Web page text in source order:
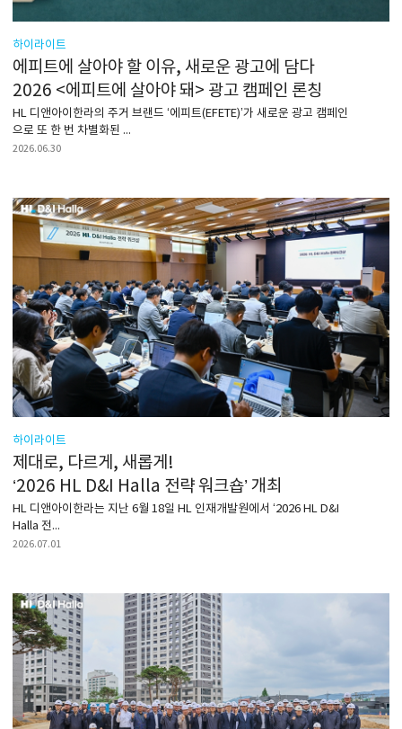
하이라이트
에피트에 살아야 할 이유, 새로운 광고에 담다
2026 <에피트에 살아야 돼> 광고 캠페인 론칭
HL 디앤아이한라의 주거 브랜드 ‘에피트(EFETE)’가 새로운 광고 캠페인
으로 또 한 번 차별화된 ...
2026.06.30
하이라이트
제대로, 다르게, 새롭게!
‘2026 HL D&I Halla 전략 워크숍’ 개최
HL 디앤아이한라는 지난 6월 18일 HL 인재개발원에서 ‘2026 HL D&I
Halla 전...
2026.07.01